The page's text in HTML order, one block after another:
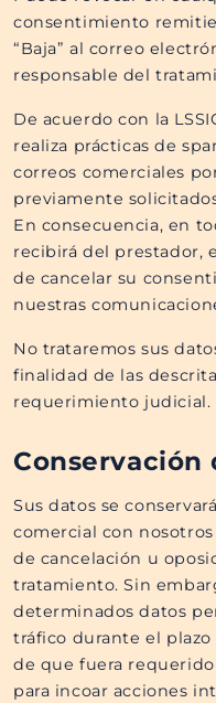
consentimiento
“Baja” al correo
responsable del
De acuerdo con la
realiza prácticas de
correos comerciales
previamente
En consecuencia, en
recibirá del prestador,
de cancelar su
nuestras
No trataremos sus
finalidad de las
requerimiento judicial.
Conservación
Sus datos se
comercial con
de cancelación u
tratamiento. Sin
determinados datos
tráfico durante el plazo
de que fuera
para incoar acciones